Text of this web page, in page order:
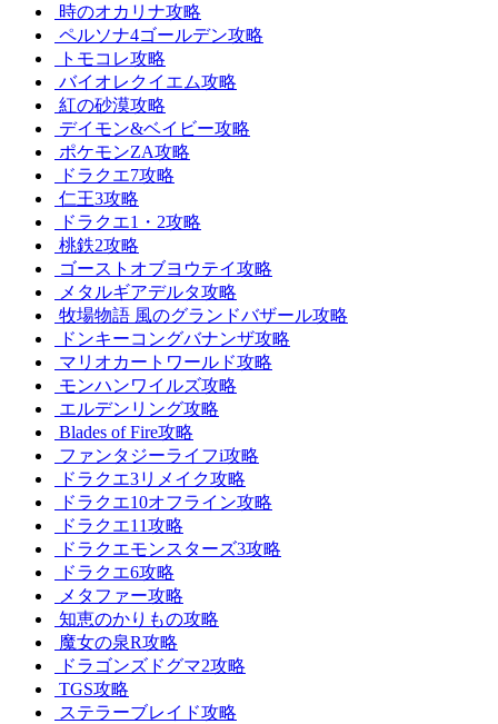
時のオカリナ攻略
ペルソナ4ゴールデン攻略
トモコレ攻略
バイオレクイエム攻略
紅の砂漠攻略
デイモン&ベイビー攻略
ポケモンZA攻略
ドラクエ7攻略
仁王3攻略
ドラクエ1・2攻略
桃鉄2攻略
ゴーストオブヨウテイ攻略
メタルギアデルタ攻略
牧場物語 風のグランドバザール攻略
ドンキーコングバナンザ攻略
マリオカートワールド攻略
モンハンワイルズ攻略
エルデンリング攻略
Blades of Fire攻略
ファンタジーライフi攻略
ドラクエ3リメイク攻略
ドラクエ10オフライン攻略
ドラクエ11攻略
ドラクエモンスターズ3攻略
ドラクエ6攻略
メタファー攻略
知恵のかりもの攻略
魔女の泉R攻略
ドラゴンズドグマ2攻略
TGS攻略
ステラーブレイド攻略